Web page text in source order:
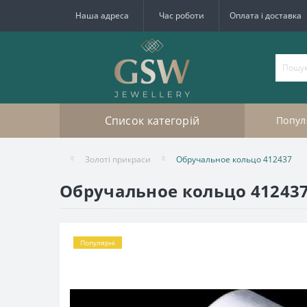
Наша адреса Час роботи Оплата і доставка
Список категорій
Золоті прикраси Обручальное кольцо 412437
Обручальное кольцо
Популярні